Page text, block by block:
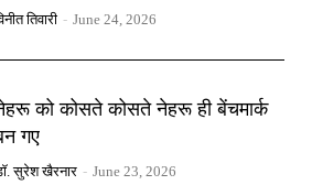
तिवारी - June 24, 2026
को कोसते कोसते नेहरू ही बेंचमार्क
गए
सुरेश खैरनार - June 23, 2026